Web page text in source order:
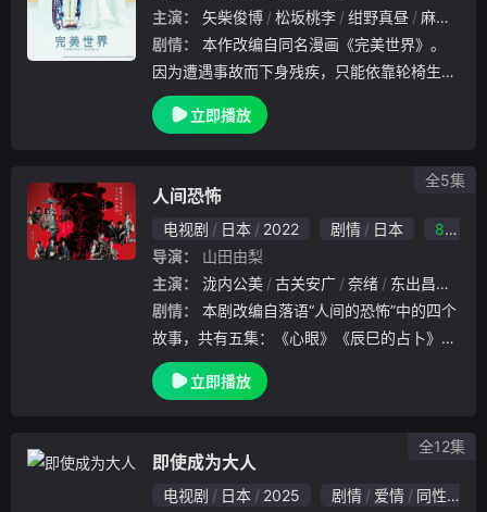
主演：
矢柴俊博 松坂桃李 绀野真昼
麻生祐未
剧情：
因为遭遇事故而下身残疾，只能依靠轮椅生活
的主人公鮎川樹（松坂桃李），在同学会上和
高中同学川奈つぐみ（山本美月）再会。在心
立即播放
人间恐怖
电视剧 日本 2022 剧情 日本
8.0
导演：
山田由梨
主演：
泷内公美 古关安广 奈绪 东出昌大
剧情：
故事，共有五集：《心眼》《辰巳的占卜》《
绀屋高尾》《宫户川・上》《宫户川・下》。
立即播放
全5集
即使成为大人
电视剧 日本 2025 剧情 爱情 同性
全12集